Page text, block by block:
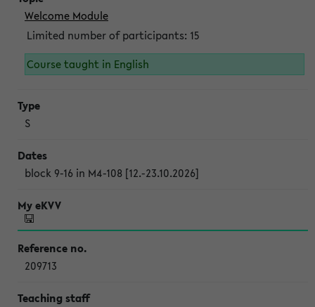
Welcome Module
Limited number of participants: 15
Course taught in English
S
block 9-16 in M4-108 [12.-23.10.2026]
209713